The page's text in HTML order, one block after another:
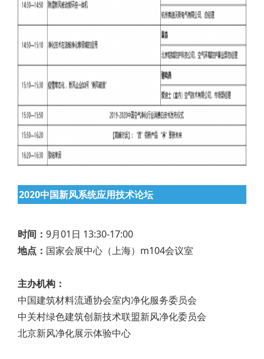
2020中国新风系统应用技术论坛
时间： 9月01日 13:30-17:00
地点： 国家会展中心（上海）m104会议室
主办机构：
中国建筑材料流通协会室内净化服务委员会
中关村绿色建筑创新技术联盟新风净化委员会
北京新风净化展示体验中心